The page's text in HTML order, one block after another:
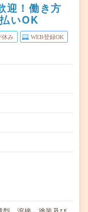
迎！働き方
いOK
休み WEB登録OK